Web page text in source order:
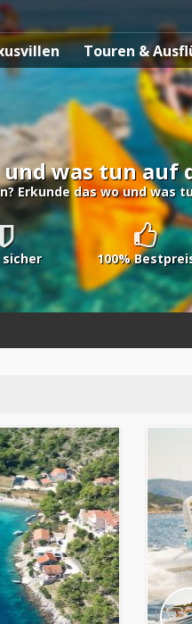
Touren &
was tun auf
Erkunde das wo und was
sicher 100%